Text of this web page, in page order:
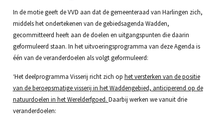
In de motie geeft de VVD aan dat de gemeenteraad van Harlingen zich,
middels het ondertekenen van de gebiedsagenda Wadden,
gecommitteerd heeft aan de doelen en uitgangspunten die daarin
geformuleerd staan. In het uitvoeringsprogramma van deze Agenda is
één van de veranderdoelen als volgt geformuleerd:
‘Het deelprogramma Visserij richt zich op het versterken van de positie
van de beroepsmatige visserij in het Waddengebied, anticiperend op de
natuurdoelen in het Werelderfgoed. Daarbij werken we vanuit drie
veranderdoelen: